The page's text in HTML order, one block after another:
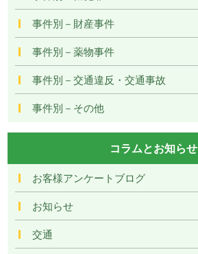
事件別－財産事件
事件別－薬物事件
事件別－交通違反・交通事故
事件別－その他
コラムとお知らせ
お客様アンケートブログ
お知らせ
交通